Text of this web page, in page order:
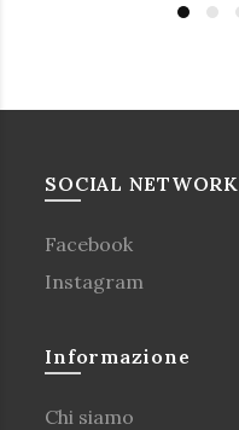
SOCIAL NETWORK
Facebook
Instagram
Informazione
Chi siamo